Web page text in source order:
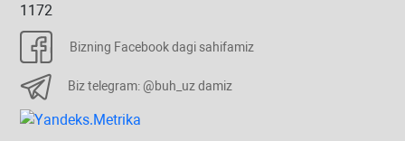
1172
Bizning Facebook dagi sahifamiz
Biz telegram: @buh_uz damiz